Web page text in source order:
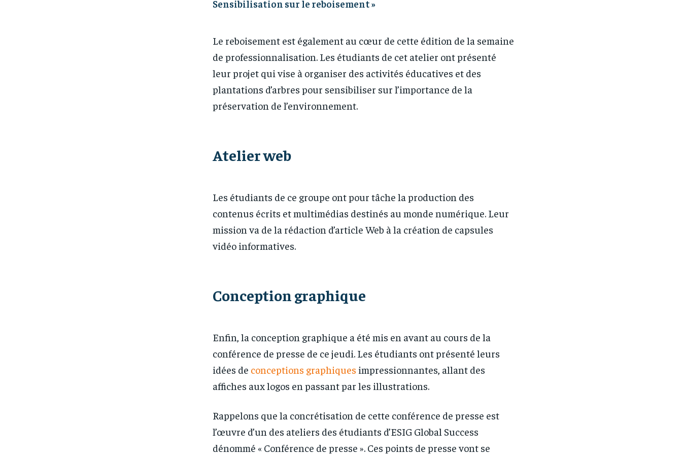
Sensibilisation sur le reboisement »
Le reboisement est également au cœur de cette édition de la semaine
de professionnalisation. Les étudiants de cet atelier ont présenté
leur projet qui vise à organiser des activités éducatives et des
plantations d’arbres pour sensibiliser sur l’importance de la
préservation de l’environnement.
Atelier web
Les étudiants de ce groupe ont pour tâche la production des
contenus écrits et multimédias destinés au monde numérique. Leur
mission va de la rédaction d’article Web à la création de capsules
vidéo informatives.
Conception graphique
Enfin, la conception graphique a été mis en avant au cours de la
conférence de presse de ce jeudi. Les étudiants ont présenté leurs
idées de conceptions graphiques impressionnantes, allant des
affiches aux logos en passant par les illustrations.
Rappelons que la concrétisation de cette conférence de presse est
l’œuvre d’un des ateliers des étudiants d’ESIG Global Success
dénommé « Conférence de presse ». Ces points de presse vont se